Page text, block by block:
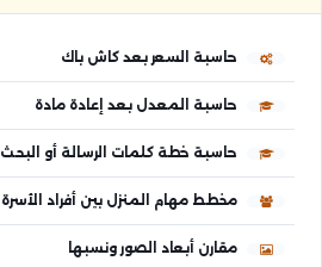
حاسبة السعر بعد كاش باك
حاسبة المعدل بعد إعادة مادة
حاسبة خطة كلمات الرسالة أو البحث
مخطط مهام المنزل بين أفراد الأسرة
مقارن أبعاد الصور ونسبها